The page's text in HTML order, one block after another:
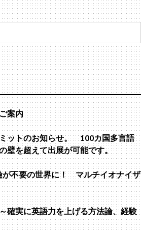
#3
Let’s
a
party！
案内
ットのお知らせ。 100カ国多言語
壁を超えて出展が可能です。
が不要の世界に！ マルチイオナイザ
確実に英語力を上げる方法論、経験